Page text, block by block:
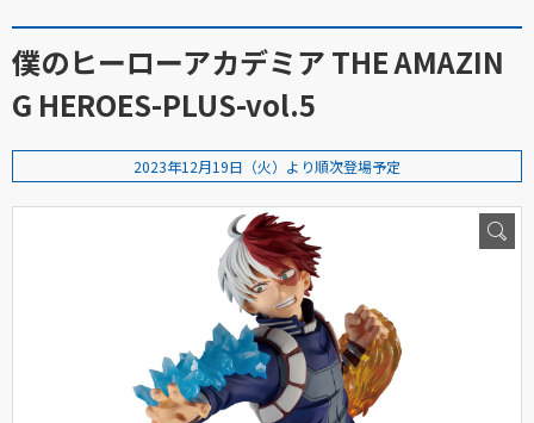
僕のヒーローアカデミア THE AMAZIN
G HEROES-PLUS-vol.5
2023年12月19日（火）より順次登場予定